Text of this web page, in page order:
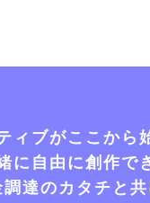
ィブがここから
に自由に創作で
達のカタチと